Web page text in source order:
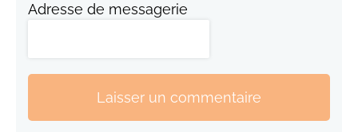
Adresse de messagerie
Laisser un commentaire